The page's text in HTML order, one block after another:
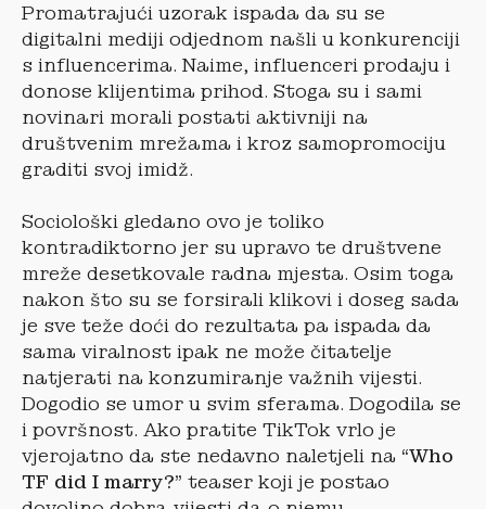
Promatrajući uzorak ispada da su se
digitalni mediji odjednom našli u konkurenciji
s influencerima. Naime, influenceri prodaju i
donose klijentima prihod. Stoga su i sami
novinari morali postati aktivniji na
društvenim mrežama i kroz samopromociju
graditi svoj imidž.
Sociološki gledano ovo je toliko
kontradiktorno jer su upravo te društvene
mreže desetkovale radna mjesta. Osim toga
nakon što su se forsirali klikovi i doseg sada
je sve teže doći do rezultata pa ispada da
sama viralnost ipak ne može čitatelje
natjerati na konzumiranje važnih vijesti.
Dogodio se umor u svim sferama. Dogodila se
i površnost. Ako pratite TikTok vrlo je
vjerojatno da ste nedavno naletjeli na “Who
TF did I marry?” teaser koji je postao